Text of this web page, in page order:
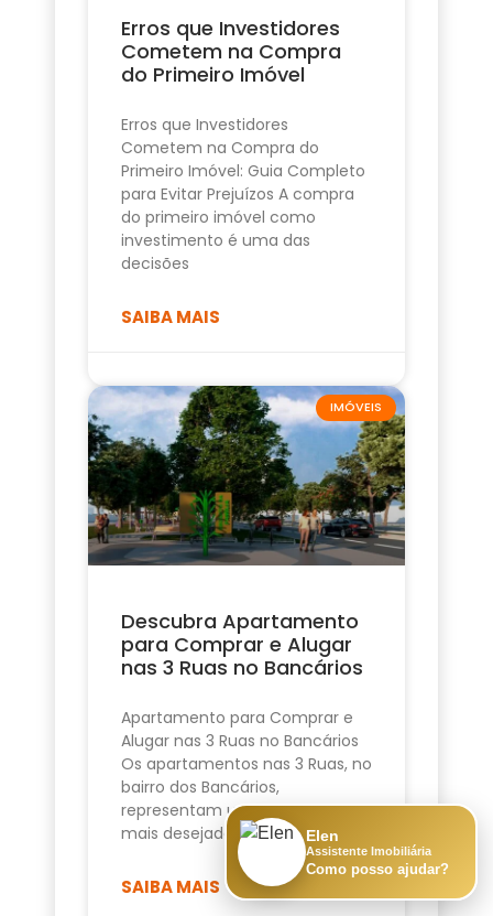
Erros que Investidores
Cometem na Compra
do Primeiro Imóvel
Erros que Investidores
Cometem na Compra do
Primeiro Imóvel: Guia Completo
para Evitar Prejuízos A compra
do primeiro imóvel como
investimento é uma das
decisões
SAIBA MAIS
IMÓVEIS
Descubra Apartamento
para Comprar e Alugar
nas 3 Ruas no Bancários
Apartamento para Comprar e
Alugar nas 3 Ruas no Bancários
Os apartamentos nas 3 Ruas, no
bairro dos Bancários,
representam uma das opções
mais desejadas de
SAIBA MAIS
Elen
Assistente Imobiliária
Como posso ajudar?